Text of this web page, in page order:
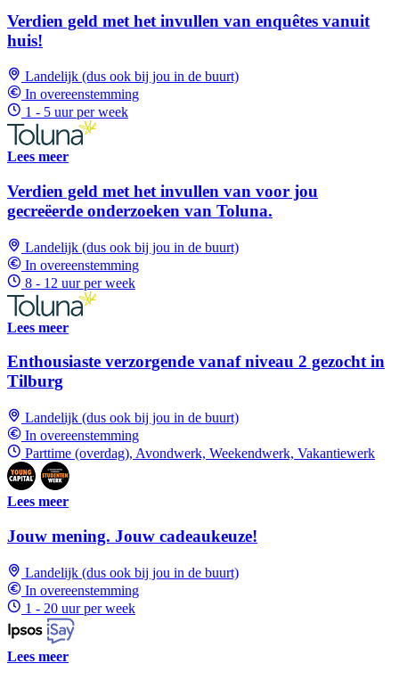
Verdien geld met het invullen van enquêtes vanuit
huis!
Landelijk (dus ook bij jou in de buurt)
In overeenstemming
1 - 5 uur per week
Lees meer
Verdien geld met het invullen van voor jou
gecreëerde onderzoeken van Toluna.
Landelijk (dus ook bij jou in de buurt)
In overeenstemming
8 - 12 uur per week
Lees meer
Enthousiaste verzorgende vanaf niveau 2 gezocht in
Tilburg
Landelijk (dus ook bij jou in de buurt)
In overeenstemming
Parttime (overdag), Avondwerk, Weekendwerk, Vakantiewerk
Lees meer
Jouw mening. Jouw cadeaukeuze!
Landelijk (dus ook bij jou in de buurt)
In overeenstemming
1 - 20 uur per week
Lees meer